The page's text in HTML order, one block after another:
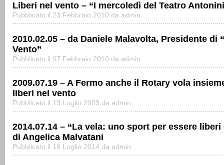
Liberi nel vento – “I mercoledì del Teatro
Pubblicato il 23 Febbraio 2010 da admin
2010.02.05 – da Daniele Malavolta, Presidente di
Vento”
Pubblicato il 07 Febbraio 2010 da admin
2009.07.19 – A Fermo anche il Rotary vola
liberi nel vento
Pubblicato il 19 Luglio 2009 da admin
2014.07.14 – “La vela: uno sport per essere
di Angelica Malvatani
Pubblicato il 16 Luglio 2014 da admin